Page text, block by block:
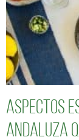
Aspectos
andaluza